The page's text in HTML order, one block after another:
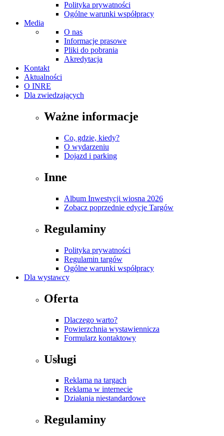
Polityka prywatności
Ogólne warunki współpracy
Media
O nas
Informacje prasowe
Pliki do pobrania
Akredytacja
Kontakt
Aktualności
O INRE
Dla zwiedzających
Ważne informacje
Co, gdzie, kiedy?
O wydarzeniu
Dojazd i parking
Inne
Album Inwestycji wiosna 2026
Zobacz poprzednie edycje Targów
Regulaminy
Polityka prywatności
Regulamin targów
Ogólne warunki współpracy
Dla wystawcy
Oferta
Dlaczego warto?
Powierzchnia wystawiennicza
Formularz kontaktowy
Usługi
Reklama na targach
Reklama w internecie
Działania niestandardowe
Regulaminy